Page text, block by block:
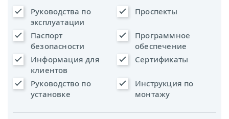
Руководства по
эксплуатации
Проспекты
Паспорт
безопасности
Программное
обеспечение
Информация для
клиентов
Сертификаты
Руководство по
установке
Инструкция по
монтажу